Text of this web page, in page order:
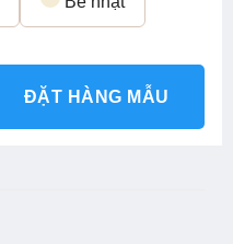
ĐẶT HÀNG MẪU